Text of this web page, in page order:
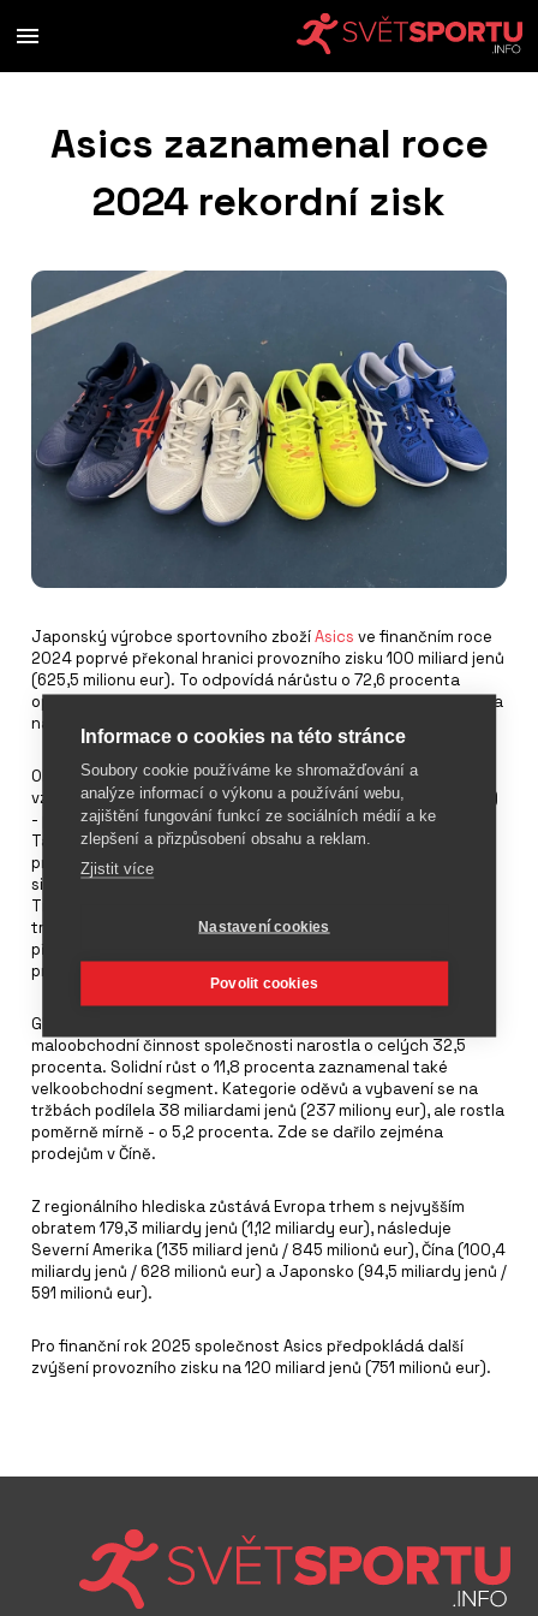
Asics zaznamenal roce
2024 rekordní zisk
Japonský výrobce sportovního zbožíAsics ve finančním roce
2024 poprvé překonal hranici provozního zisku 100 miliard jenů
(625,5 milionu eur). To odpovídá nárůstu o 72,6 procenta
oproti původnímu předpokladu. Tržby vzrostly o 18,9 procenta
na 678,5 miliardy jenů (4,24 miliardy eur).
Obzvláště úspěšná byla kategorie Sportstyle, jejíž čisté tržby
vzrostly o 66,1 procenta na 98,4 miliardy jenů (615 milionů eur)
- přičemž prodeje v Severní Americe a Číně se zdvojnásobily.
Také hlavní segment Performance Running vzrostl o 14,3
procenta na 326,9 miliardy jenů (2,04 miliardy eur), a to díky
silnému růstu v Číně, jihovýchodní a jižní Asii. Značka Onitsuka
Tiger, která patří do skupiny společností, dosáhla nárůstu
tržeb o 58,3 procenta na 95,4 miliardy jenů (569 milionů eur),
přičemž obzvláště silný růst zaznamenala v Japonsku (o 131,2
procenta) a v Evropě (o 65,6 procenta).
Globální e-commerce vzrostl o 28 procent, zatímco vlastní
maloobchodní činnost společnosti narostla o celých 32,5
procenta. Solidní růst o 11,8 procenta zaznamenal také
velkoobchodní segment. Kategorie oděvů a vybavení se na
tržbách podílela 38 miliardami jenů (237 miliony eur), ale rostla
poměrně mírně - o 5,2 procenta. Zde se dařilo zejména
prodejům v Číně.
Z regionálního hlediska zůstává Evropa trhem s nejvyšším
obratem 179,3 miliardy jenů (1,12 miliardy eur), následuje
Severní Amerika (135 miliard jenů / 845 milionů eur), Čína (100,4
miliardy jenů / 628 milionů eur) a Japonsko (94,5 miliardy jenů /
591 milionů eur).
Pro finanční rok 2025 společnost Asics předpokládá další
zvýšení provozního zisku na 120 miliard jenů (751 milionů eur).
Informace o cookies na této stránce
Soubory cookie používáme ke shromažďování a
analýze informací o výkonu a používání webu,
zajištění fungování funkcí ze sociálních médií a ke
zlepšení a přizpůsobení obsahu a reklam.
Zjistit více
Nastavení cookies
Povolit cookies